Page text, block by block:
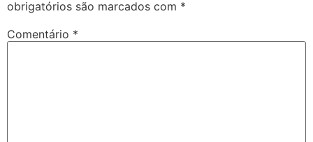
obrigatórios são marcados com *
Comentário *